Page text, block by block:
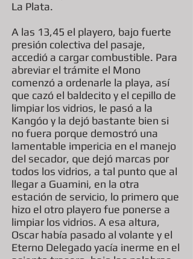
La Plata.
A las 13,45 el playero, bajo fuerte
presión colectiva del pasaje,
accedió a cargar combustible. Para
abreviar el trámite el Mono
comenzó a ordenarle la playa, así
que cazó el baldecito y el cepillo de
limpiar los vidrios, le pasó a la
Kangóo y la dejó bastante bien si
no fuera porque demostró una
lamentable impericia en el manejo
del secador, que dejó marcas por
todos los vidrios, a tal punto que al
llegar a Guamini, en la otra
estación de servicio, lo primero que
hizo el otro playero fue ponerse a
limpiar los vidrios. A esa altura,
Oscar había pasado al volante y el
Eterno Delegado yacía inerme en el